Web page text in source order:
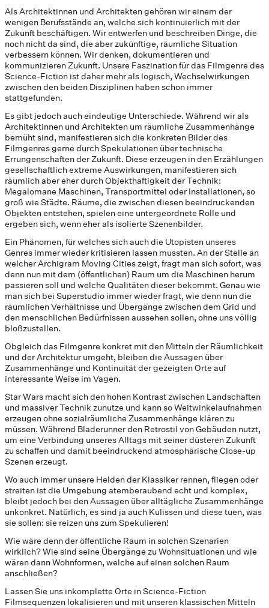
Als Architektinnen und Architekten gehören wir einem der
wenigen Berufsstände an, welche sich kontinuierlich mit der
Zukunft beschäftigen. Wir entwerfen und beschreiben Dinge, die
noch nicht da sind, die aber zukünftige, räumliche Situation
verbessern können. Wir denken, dokumentieren und
kommunizieren Zukunft. Unsere Faszination für das Filmgenre des
Science-Fiction ist daher mehr als logisch, Wechselwirkungen
zwischen den beiden Disziplinen haben schon immer
stattgefunden.
Es gibt jedoch auch eindeutige Unterschiede. Während wir als
Architektinnen und Architekten um räumliche Zusammenhänge
bemüht sind, manifestieren sich die konkreten Bilder des
Filmgenres gerne durch Spekulationen über technische
Errungenschaften der Zukunft. Diese erzeugen in den Erzählungen
gesellschaftlich extreme Auswirkungen, manifestieren sich
räumlich aber eher durch Objekthaftigkeit der Technik:
Megalomane Maschinen, Transportmittel oder Installationen, so
groß wie Städte. Räume, die zwischen diesen beeindruckenden
Objekten entstehen, spielen eine untergeordnete Rolle und
ergeben sich, wenn eher als isolierte Szenenbilder.
Ein Phänomen, für welches sich auch die Utopisten unseres
Genres immer wieder kritisieren lassen mussten. An der Stelle an
welcher Archigram Moving Cities zeigt, fragt man sich sofort, was
denn nun mit dem (öffentlichen) Raum um die Maschinen herum
passieren soll und welche Qualitäten dieser bekommt. Genau wie
man sich bei Superstudio immer wieder fragt, wie denn nun die
räumlichen Verhältnisse und Übergänge zwischen dem Grid und
den menschlichen Bedürfnissen aussehen sollen, ohne uns völlig
bloßzustellen.
Obgleich das Filmgenre konkret mit den Mitteln der Räumlichkeit
und der Architektur umgeht, bleiben die Aussagen über
Zusammenhänge und Kontinuität der gezeigten Orte auf
interessante Weise im Vagen.
Star Wars macht sich den hohen Kontrast zwischen Landschaften
und massiver Technik zunutze und kann so Weitwinkelaufnahmen
erzeugen ohne sozialräumliche Zusammenhänge klären zu
müssen. Während Bladerunner den Retrostil von Gebäuden nutzt,
um eine Verbindung unseres Alltags mit seiner düsteren Zukunft
zu schaffen und damit beeindruckend atmosphärische Close-up
Szenen erzeugt.
Wo auch immer unsere Helden der Klassiker rennen, fliegen oder
streiten ist die Umgebung atemberaubend echt und komplex,
bleibt jedoch bei den Aussagen über alltägliche Zusammenhänge
unkonkret. Natürlich, es sind ja auch Kulissen und diese tuen, was
sie sollen: sie reizen uns zum Spekulieren!
Wie wäre denn der öffentliche Raum in solchen Szenarien
wirklich? Wie sind seine Übergänge zu Wohnsituationen und wie
wären dann Wohnformen, welche auf einen solchen Raum
anschließen?
Lassen Sie uns inkomplette Orte in Science-Fiction
Filmsequenzen lokalisieren und mit unseren klassischen Mitteln